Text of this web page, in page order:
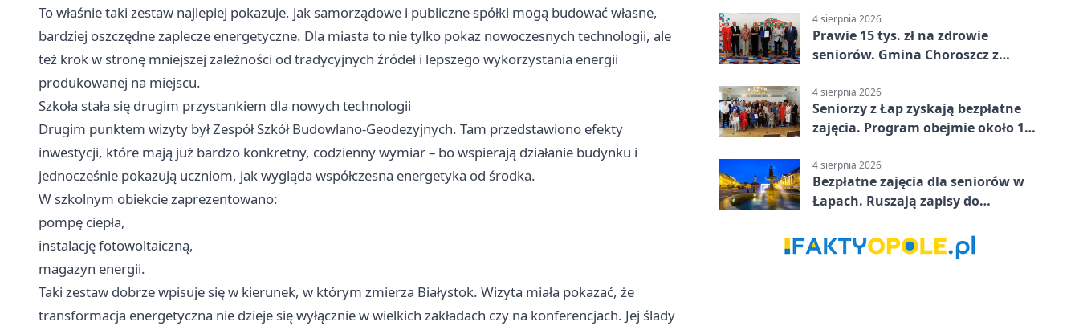
To właśnie taki zestaw najlepiej pokazuje, jak samorządowe i publiczne spółki mogą budować własne,
bardziej oszczędne zaplecze energetyczne. Dla miasta to nie tylko pokaz nowoczesnych technologii, ale
też krok w stronę mniejszej zależności od tradycyjnych źródeł i lepszego wykorzystania energii
produkowanej na miejscu.
Szkoła stała się drugim przystankiem dla nowych technologii
Drugim punktem wizyty był Zespół Szkół Budowlano-Geodezyjnych. Tam przedstawiono efekty
inwestycji, które mają już bardzo konkretny, codzienny wymiar – bo wspierają działanie budynku i
jednocześnie pokazują uczniom, jak wygląda współczesna energetyka od środka.
W szkolnym obiekcie zaprezentowano:
pompę ciepła,
instalację fotowoltaiczną,
magazyn energii.
Taki zestaw dobrze wpisuje się w kierunek, w którym zmierza Białystok. Wizyta miała pokazać, że
transformacja energetyczna nie dzieje się wyłącznie w wielkich zakładach czy na konferencjach. Jej ślady
4 sierpnia 2026
Prawie 15 tys. zł na zdrowie
seniorów. Gmina Choroszcz z
4 sierpnia 2026
Seniorzy z Łap zyskają bezpłatne
zajęcia. Program obejmie około 120
4 sierpnia 2026
Bezpłatne zajęcia dla seniorów w
Łapach. Ruszają zapisy do